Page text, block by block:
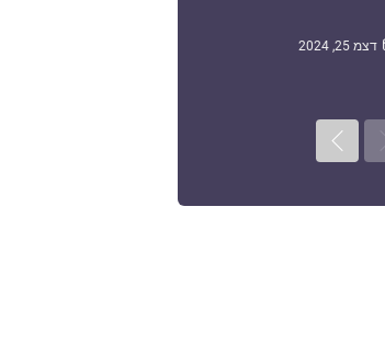
דצמ 25, 2024
Previous
Next